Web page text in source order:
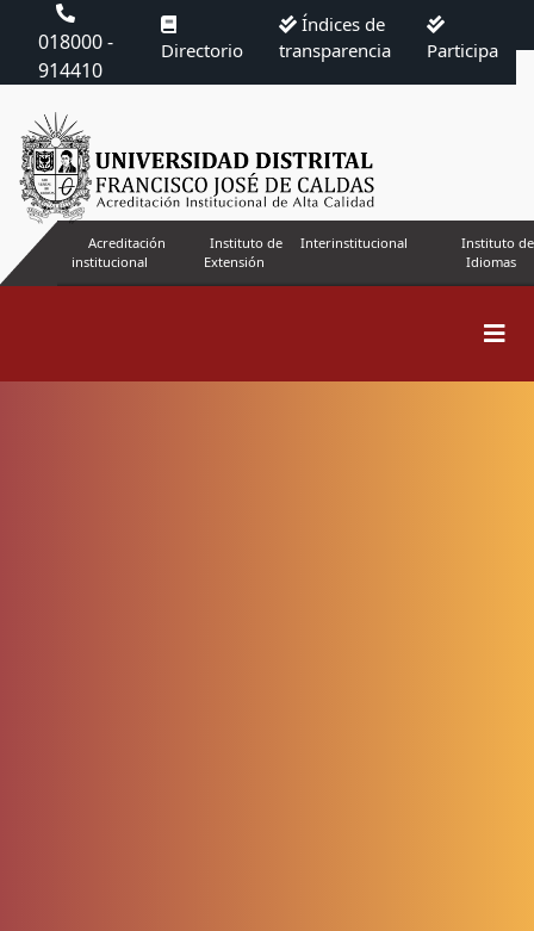
018000 -
914410
Directorio
Índices de
transparencia
Participa
Acreditación
institucional
Instituto de
Extensión
Interinstitucional
Instituto de
Idiomas